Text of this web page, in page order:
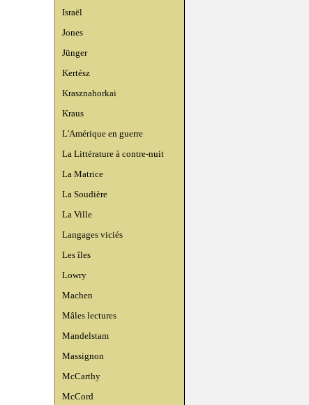
Israël
Jones
Jünger
Kertész
Krasznahorkai
Kraus
L'Amérique en guerre
La Littérature à contre-nuit
La Matrice
La Soudière
La Ville
Langages viciés
Les îles
Lowry
Machen
Mâles lectures
Mandelstam
Massignon
McCarthy
McCord